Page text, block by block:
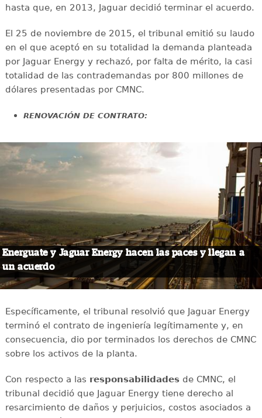
hasta que, en 2013, Jaguar decidió terminar el acuerdo.
El 25 de noviembre de 2015, el tribunal emitió su laudo
en el que aceptó en su totalidad la demanda planteada
por Jaguar Energy y rechazó, por falta de mérito, la casi
totalidad de las contrademandas por 800 millones de
dólares presentadas por CMNC.
RENOVACIÓN DE CONTRATO:
Energuate y Jaguar Energy hacen las paces y llegan a
un acuerdo
Específicamente, el tribunal resolvió que Jaguar Energy
terminó el contrato de ingeniería legítimamente y, en
consecuencia, dio por terminados los derechos de CMNC
sobre los activos de la planta.
Con respecto a las responsabilidadesde CMNC, el
tribunal decidió que Jaguar Energy tiene derecho al
resarcimiento de daños y perjuicios, costos asociados a